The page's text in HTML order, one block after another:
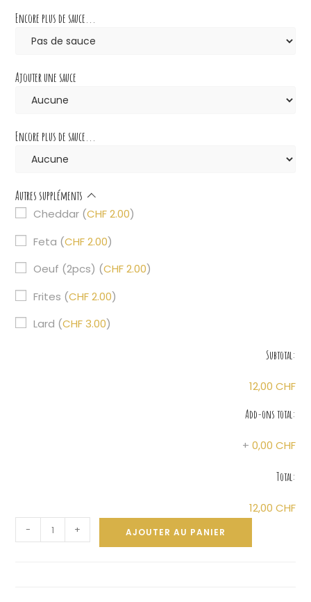
Encore plus de sauce...
Ajouter une sauce
Encore plus de sauce...
Autres suppléments
Cheddar (CHF2.00)
Feta (CHF2.00)
Oeuf (2pcs) (CHF2.00)
Frites (CHF2.00)
Lard (CHF3.00)
Subtotal:
12,00 CHF
Add-ons total:
+ 0,00 CHF
Total:
12,00 CHF
- + AJOUTER AU PANIER